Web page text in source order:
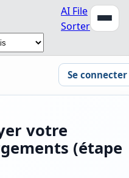
AI File
Sorter
Se connecter
votre
(étape